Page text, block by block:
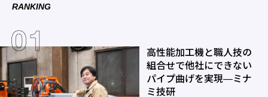
RANKING
高性能加工機と職人技の
組合せで他社にできない
パイプ曲げを実現―ミナ
ミ技研